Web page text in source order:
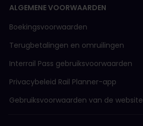
ALGEMENE VOORWAARDEN
Boekingsvoorwaarden
Terugbetalingen en omruilingen
Interrail Pass gebruiksvoorwaarden
Privacybeleid Rail Planner-app
Gebruiksvoorwaarden van de website